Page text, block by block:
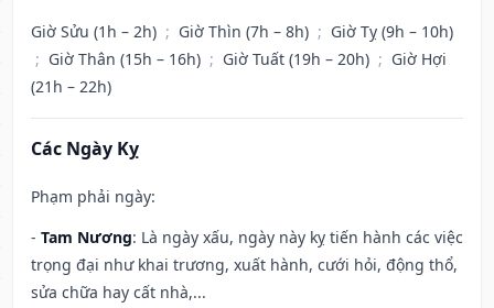
Giờ Sửu (1h – 2h) ; Giờ Thìn (7h – 8h) ; Giờ Tỵ (9h – 10h)
; Giờ Thân (15h – 16h) ; Giờ Tuất (19h – 20h) ; Giờ Hợi
(21h – 22h)
Các Ngày Kỵ
Phạm phải ngày:
- Tam Nương: Là ngày xấu, ngày này kỵ tiến hành các việc
trọng đại như khai trương, xuất hành, cưới hỏi, động thổ,
sửa chữa hay cất nhà,...